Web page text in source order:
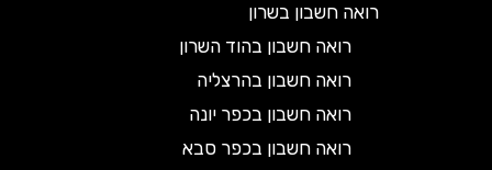
רואה חשבון בשרון
רואה חשבון בהוד השרון
רואה חשבון בהרצליה
רואה חשבון בכפר יונה
רואה חשבון בכפר סבא